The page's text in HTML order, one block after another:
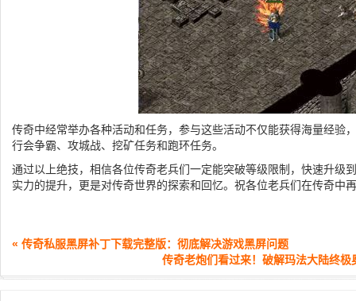
传奇中经常举办各种活动和任务，参与这些活动不仅能获得海量经验
行会争霸、攻城战、挖矿任务和跑环任务。
通过以上绝技，相信各位传奇老兵们一定能突破等级限制，快速升级
实力的提升，更是对传奇世界的探索和回忆。祝各位老兵们在传奇中
« 传奇私服黑屏补丁下载完整版：彻底解决游戏黑屏问题
传奇老炮们看过来！破解玛法大陆终